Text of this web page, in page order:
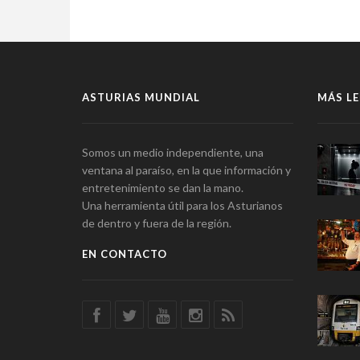
ASTURIAS MUNDIAL
Somos un medio independiente, una
ventana al paraíso, en la que información y
entretenimiento se dan la mano.
Una herramienta útil para los Asturianos
de dentro y fuera de la región.
EN CONTACTO
MÁS